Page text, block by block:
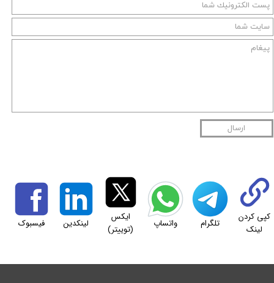
ارسال
کپی کردن
لینک
تلگرام واتساپ
ایکس
(توییتر)
لینکدین فیسبوک